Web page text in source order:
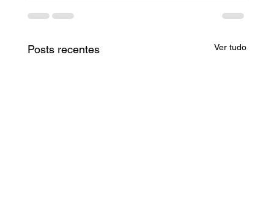
Posts recentes Ver tudo